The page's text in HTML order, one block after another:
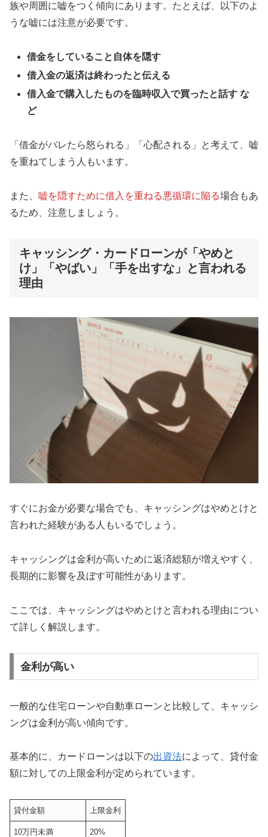
族や周囲に嘘をつく傾向にあります。たとえば、以下のよ
うな嘘には注意が必要です。
借金をしていること自体を隠す
借入金の返済は終わったと伝える
借入金で購入したものを臨時収入で買ったと話す な
ど
「借金がバレたら怒られる」「心配される」と考えて、嘘
を重ねてしまう人もいます。
また、 嘘を隠すために借入を重ねる悪循環に陥る場合もあ
るため、注意しましょう。
キャッシング・カードローンが「やめと
け」「やばい」「手を出すな」と言われる
理由
すぐにお金が必要な場合でも、キャッシングはやめとけと
言われた経験がある人もいるでしょう。
キャッシングは金利が高いために返済総額が増えやすく、
長期的に影響を及ぼす可能性があります。
ここでは、キャッシングはやめとけと言われる理由につい
て詳しく解説します。
金利が高い
一般的な住宅ローンや自動車ローンと比較して、キャッシ
ングは金利が高い傾向です。
基本的に、カードローンは以下の出資法によって、貸付金
額に対しての上限金利が定められています。
貸付金額 上限金利
10万円未満 20%